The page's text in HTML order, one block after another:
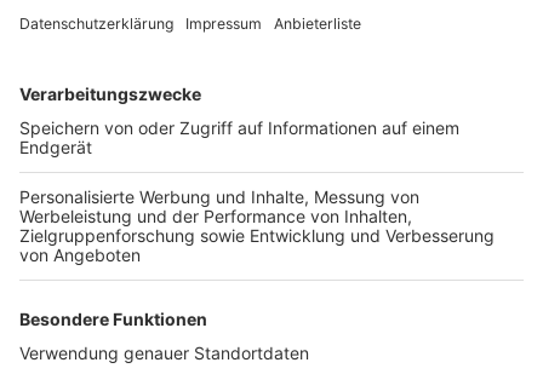
und Stofftaschen sowie Holz- und Betonarbeiten.
die Bienenzuchtfreunde, die Hundetafel Rhein-Erft und
der Museumsverein Elsdorf. Zum Programm gehört
auch der Streichelzoo des Eselhofs Weber aus
Tollhausen und Kinderanimation. Der Markt beginnt am
Sonntag um 11 Uhr, ab 13 Uhr öffnen dann auch viele
Geschäfte in der Innenstadt. Um 18 Uhr ist Schluss.
Der Eintritt zur Veranstaltung ist frei.
Anzeige